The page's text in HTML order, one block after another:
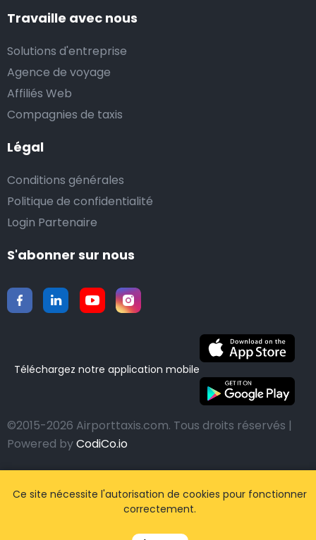
Travaille avec nous
Solutions d'entreprise
Agence de voyage
Affiliés Web
Compagnies de taxis
Légal
Conditions générales
Politique de confidentialité
Login Partenaire
S'abonner sur nous
Téléchargez notre application mobile
©2015-2026 Airporttaxis.com. Tous droits réservés |
Powered byCodiCo.io
Ce site nécessite l'autorisation de cookies pour fonctionner
correctement.